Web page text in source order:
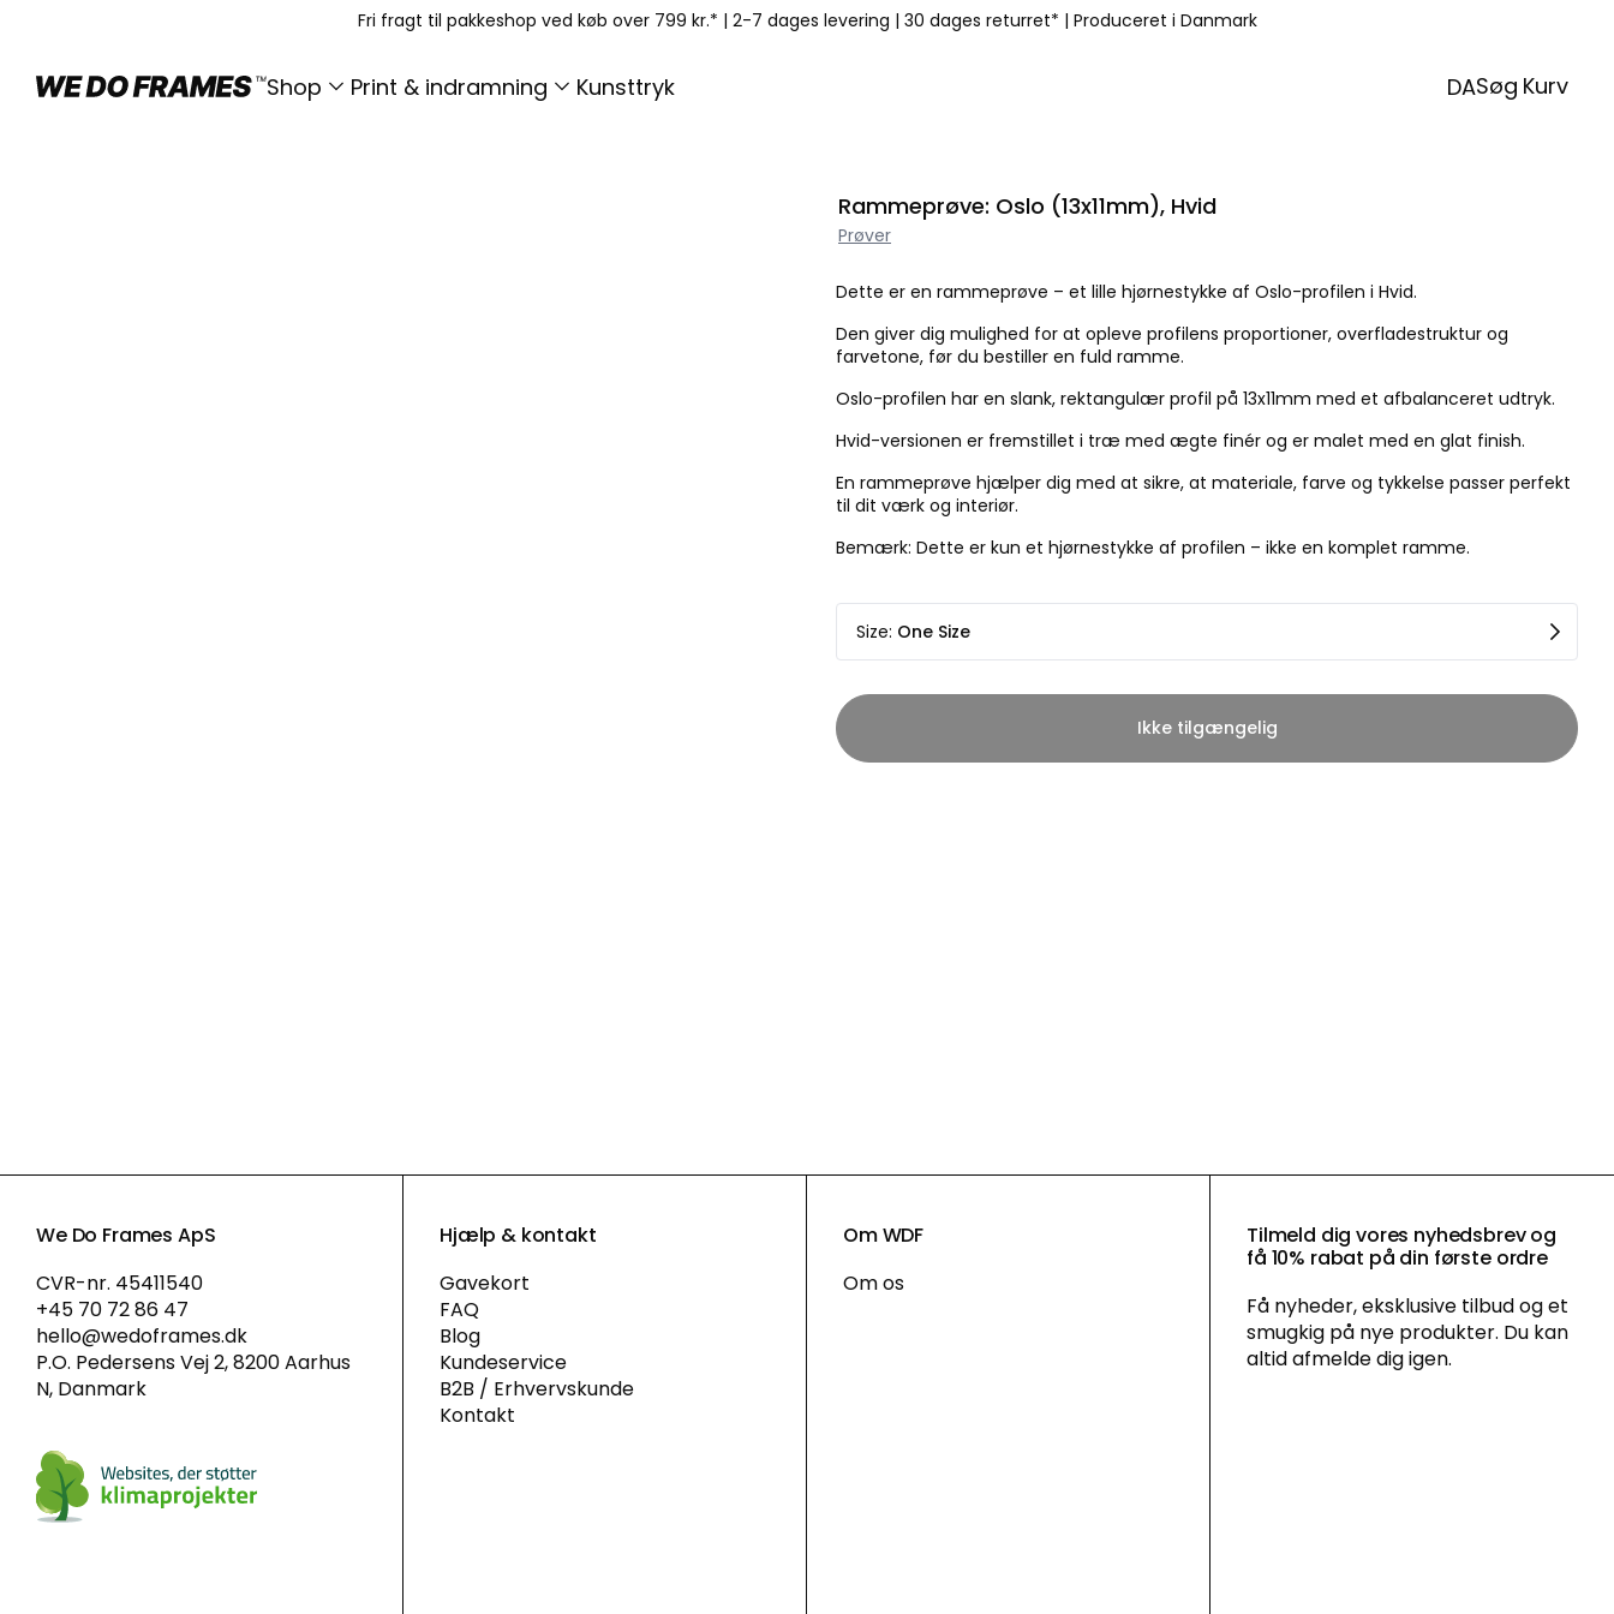
Fri fragt til pakkeshop ved køb over 799 kr.* | 2-7 dages levering | 30 dages returret* | Produceret i Danmark
Shop Print & indramning Kunsttryk DASøg Kurv
Rammeprøve: Oslo (13x11mm), Hvid
Prøver
Dette er en rammeprøve – et lille hjørnestykke af Oslo-profilen i Hvid.
Den giver dig mulighed for at opleve profilens proportioner, overfladestruktur og
farvetone, før du bestiller en fuld ramme.
Oslo-profilen har en slank, rektangulær profil på 13x11mm med et afbalanceret udtryk.
Hvid-versionen er fremstillet i træ med ægte finér og er malet med en glat finish.
En rammeprøve hjælper dig med at sikre, at materiale, farve og tykkelse passer perfekt
til dit værk og interiør.
Bemærk: Dette er kun et hjørnestykke af profilen – ikke en komplet ramme.
Size: One Size
Ikke tilgængelig
We Do Frames ApS
CVR-nr. 45411540
+45 70 72 86 47
hello@wedoframes.dk
P.O. Pedersens Vej 2, 8200 Aarhus
N, Danmark
Hjælp & kontakt
Gavekort
FAQ
Blog
Kundeservice
B2B / Erhvervskunde
Kontakt
Om WDF
Om os
Tilmeld dig vores nyhedsbrev og
få 10% rabat på din første ordre
Få nyheder, eksklusive tilbud og et
smugkig på nye produkter. Du kan
altid afmelde dig igen.